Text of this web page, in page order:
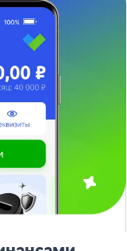
индивидуализации
веб-сайта. «Cookie»
включающие
вы не согласны с
настройки браузера.